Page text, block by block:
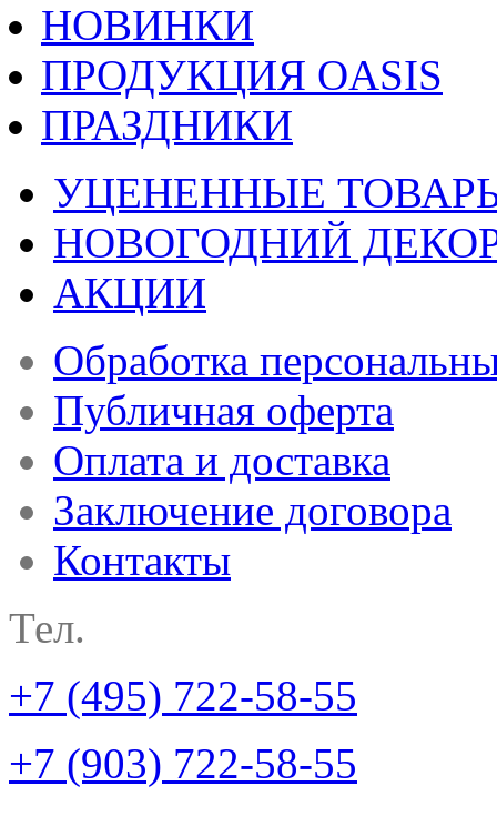
НОВИНКИ
ПРОДУКЦИЯ OASIS
ПРАЗДНИКИ
УЦЕНЕННЫЕ
НОВОГОДНИЙ
АКЦИИ
Обработка
Публичная оферта
Оплата и доставка
Заключение договора
Контакты
Тел.
+7 (495) 722-58-55
+7 (903) 722-58-55